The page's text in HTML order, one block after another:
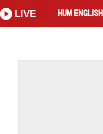
HUM ENGLISH
LIVE